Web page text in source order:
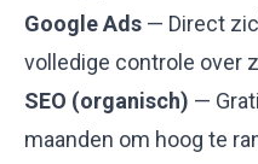
Google Ads — Direct
volledige controle over
SEO (organisch) —
maanden om hoog te